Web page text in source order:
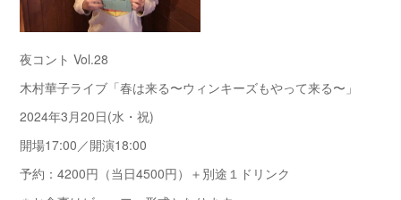
夜コント Vol.28
木村華子ライブ「春は来る〜ウィンキーズもやって来る〜」
2024年3月20日(水・祝)
開場17:00／開演18:00
予約：4200円（当日4500円）＋別途１ドリンク